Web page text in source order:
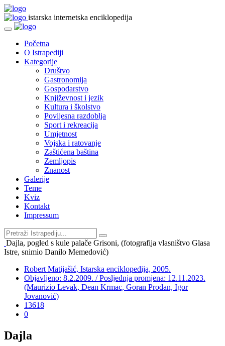
istarska internetska enciklopedija
Početna
O Istrapediji
Kategorije
Društvo
Gastronomija
Gospodarstvo
Književnost i jezik
Kultura i školstvo
Povijesna razdoblja
Sport i rekreacija
Umjetnost
Vojska i ratovanje
Zaštićena baština
Zemljopis
Znanost
Galerije
Teme
Kviz
Kontakt
Impressum
Dajla, pogled s kule palače Grisoni, (fotografija vlasništvo Glasa
Istre, snimio Danilo Memedović)
Robert Matijašić, Istarska enciklopedija, 2005.
Objavljeno: 8.2.2009. / Posljednja promjena: 12.11.2023.
(Maurizio Levak, Dean Krmac, Goran Prodan, Igor
Jovanović)
13618
0
Dajla